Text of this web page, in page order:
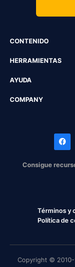
CONTENIDO
HERRAMIENTAS
AYUDA
COMPANY
Consigue
Términos y
Política de
Copyright © 2010-